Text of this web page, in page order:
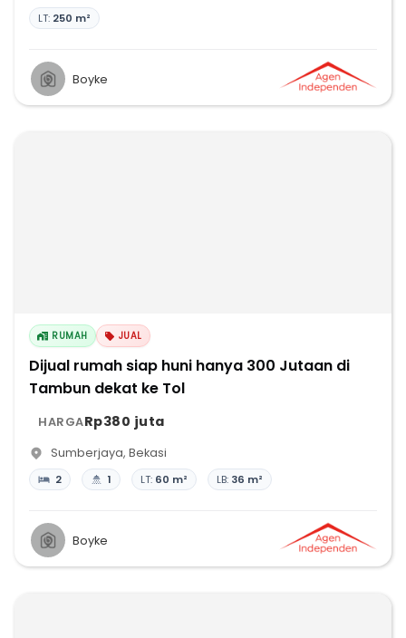
LT: 250 m²
Boyke
RUMAH JUAL
Dijual rumah siap huni hanya 300 Jutaan di
Tambun dekat ke Tol
HARGARp380 juta
Sumberjaya, Bekasi
2 1 LT: 60 m² LB: 36 m²
Boyke